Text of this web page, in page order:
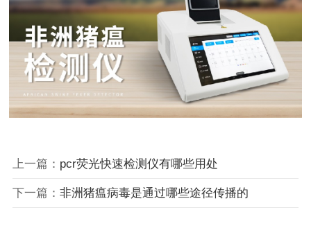
上一篇： pcr荧光快速检测仪有哪些用处
下一篇： 非洲猪瘟病毒是通过哪些途径传播的